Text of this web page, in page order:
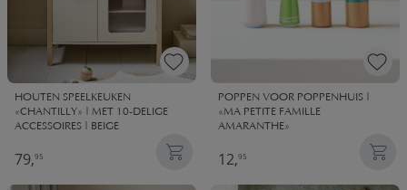
HOUTEN SPEELKEUKEN
«CHANTILLY» | MET 10-DELIGE
ACCESSOIRES | BEIGE
79,95
POPPEN VOOR POPPENHUIS |
«MA PETITE FAMILLE
AMARANTHE»
12,95